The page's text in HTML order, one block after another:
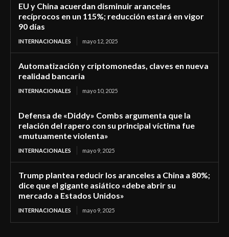
EU y China acuerdan disminuir aranceles
recíprocos en un 115%; reducción estará en vigor
90 días
INTERNACIONALES mayo 12, 2025
Automatización y criptomonedas, claves en nueva
realidad bancaria
INTERNACIONALES mayo 10, 2025
Defensa de «Diddy» Combs argumenta que la
relación del rapero con su principal víctima fue
«mutuamente violenta»
INTERNACIONALES mayo 9, 2025
Trump plantea reducir los aranceles a China a 80%;
dice que el gigante asiático «debe abrir su
mercado a Estados Unidos»
INTERNACIONALES mayo 9, 2025